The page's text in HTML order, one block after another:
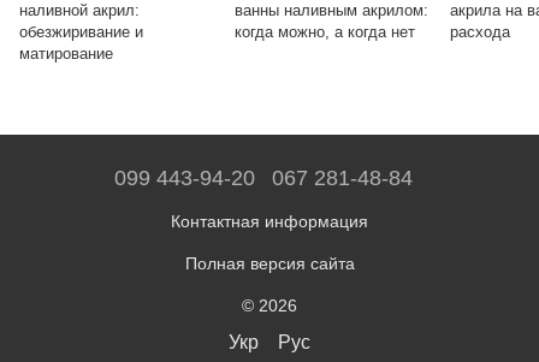
наливной акрил:
обезжиривание и
матирование
ванны наливным акрилом:
когда можно, а когда нет
акрила на
расхода
099 443-94-20 067 281-48-84
Контактная информация
Полная версия сайта
© 2026
Укр Рус